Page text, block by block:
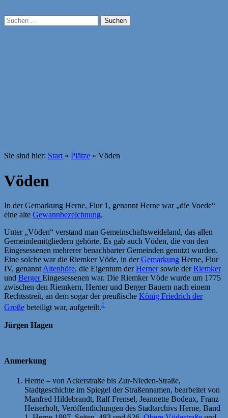
Suchen
nach:
Sie sind hier: Start » Plätze » Vöden
Vöden
In der Gemarkung Herne, Flur 1, genannt Herne war „die Voede“
eine alte Gewannbezeichnung.
Unter „Vöden“ verstand man Gemeinschaftsweideland, das allen
Gemeindemitgliedern gehörte. Es gab auch Vöden, die von den
Eingesessenen mehrerer benachbarter Gemeinden genutzt wurden.
Eine solche war die Riemker Vöde, in derGemarkung Herne, Flur
IV, genannt Altenhöfe, die Eigentum derHernersowie derRiemker
und BergerEingesessenen war. Die Riemker Vöde wurde um 1775
zwischen den Riemkern, Herner und Berger Bauern nach einem
Rechtsstreit, an dem sogar der preußische König Friedrich der
Große beteiligt war, aufgeteilt.1
Jürgen Hagen
Anmerkung
Herne – von Ackerstraße bis Zur-Nieden-Straße,
Stadtgeschichte im Spiegel der Straßennamen, bearbeitet von
Manfred Hildebrandt, Ralf Frensel, Jeannette Bodeux, Franz
Heiserholt, Veröffentlichungen des Stadtarchivs Herne, Band